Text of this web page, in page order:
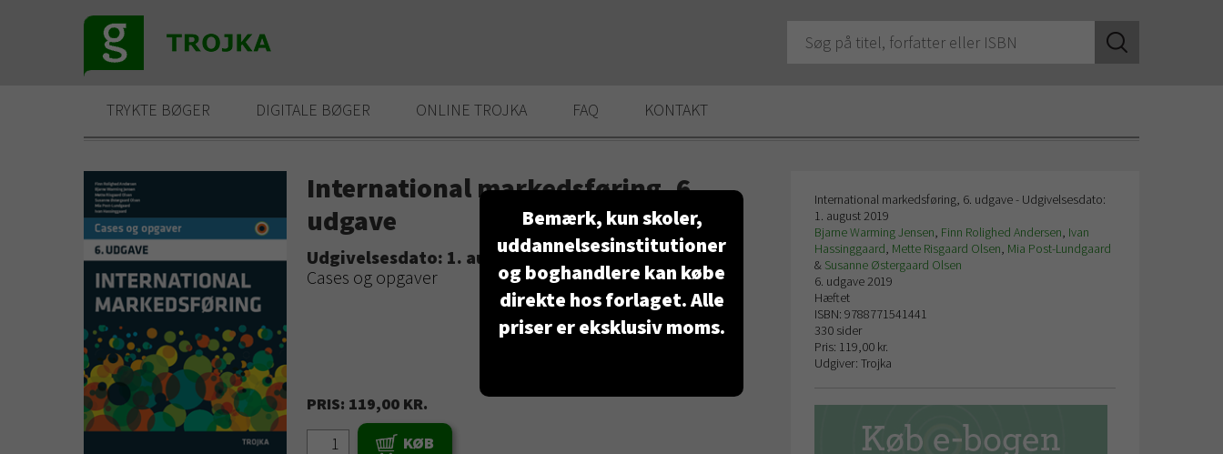
TRYKTE BØGER DIGITALE BØGER ONLINE TROJKA FAQ KONTAKT
International markedsføring, 6.
udgave
Udgivelsesdato: 1. august 2019
Cases og opgaver
PRIS: 119,00 KR.
KØB
International markedsføring, 6. udgave - Udgivelsesdato:
1. august 2019
Bjarne Warming Jensen, Finn Rolighed Andersen, Ivan
Hassinggaard, Mette Risgaard Olsen, Mia Post-Lundgaard
& Susanne Østergaard Olsen
6. udgave 2019
Hæftet
ISBN: 9788771541441
330 sider
Pris: 119,00 kr.
Udgiver: Trojka
Bemærk, kun skoler,
uddannelsesinstitutioner
og boghandlere kan købe
direkte hos forlaget. Alle
priser er eksklusiv moms.